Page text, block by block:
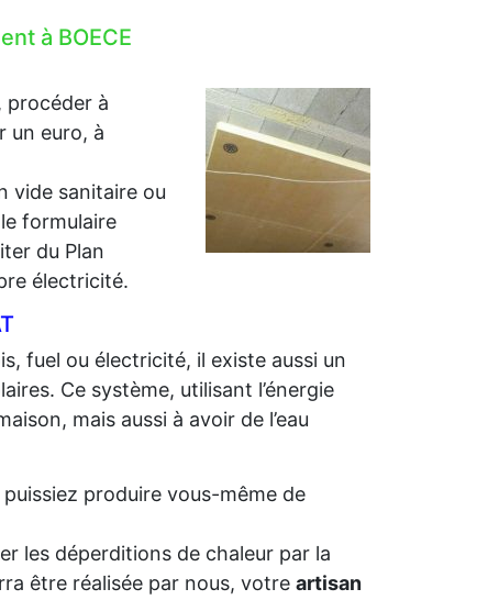
à BOECE
procéder à
un euro, à
vide sanitaire ou
formulaire
du Plan
électricité.
fuel ou électricité, il existe aussi un
Ce système, utilisant l’énergie
mais aussi à avoir de l’eau
puissiez produire vous-même de
les déperditions de chaleur par la
être réalisée par nous, votre artisan